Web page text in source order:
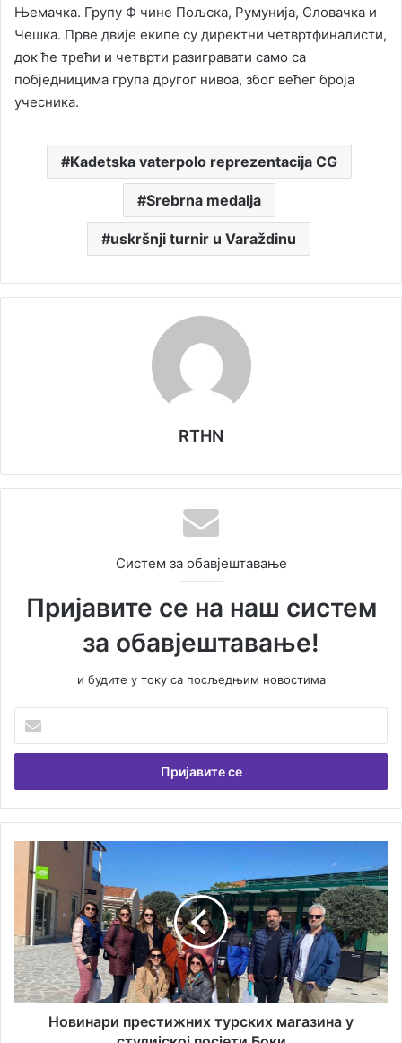
Њемачка. Групу Ф чине Пољска, Румунија, Словачка и
Чешка. Прве двије екипе су директни четвртфиналисти,
док ће трећи и четврти разигравати само са
побједницима група другог нивоа, због већег броја
учесника.
Kadetska vaterpolo reprezentacija CG
Srebrna medalja
uskršnji turnir u Varaždinu
RTHN
Систем за обавјештавање
Пријавите се на наш систем
за обавјештавање!
и будите у току са посљедњим новостима
Вашу
емаил
Новинари
престижних
турских
магазина
студијској
посјети
Боки
Новинари престижних турских магазина у